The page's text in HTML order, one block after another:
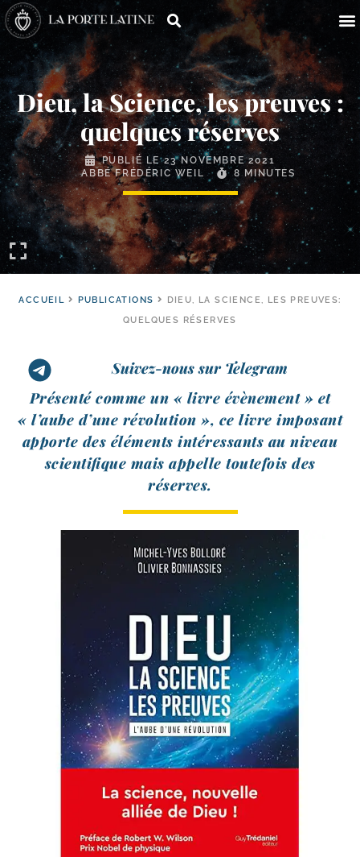
Dieu, la Science, les preuves :
quelques réserves
PUBLIÉ LE23 NOVEMBRE 2021
ABBÉ FRÉDÉRIC WEIL
8 MINUTES
ACCUEIL PUBLICATIONS
DIEU, LA SCIENCE, LES PREUVES:
QUELQUES RÉSERVES
Suivez-nous sur Telegram
Présenté comme un « livre évè­ne­ment » et
« l’aube d’une révo­lu­tion », ce livre impo­sant
apporte des élé­ments inté­res­sants au niveau
scien­ti­fique mais appelle tou­te­fois des
réserves.